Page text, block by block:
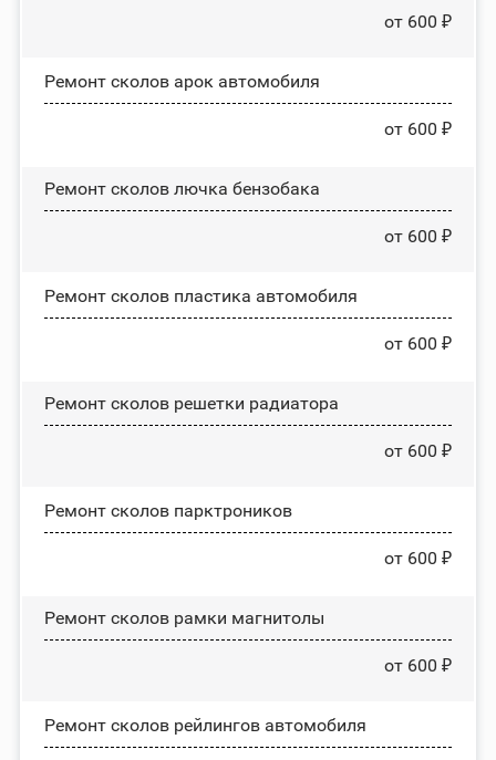
от 600 ₽
Ремонт сколов арок автомобиля
от 600 ₽
Ремонт сколов лючка бензобака
от 600 ₽
Ремонт сколов пластика автомобиля
от 600 ₽
Ремонт сколов решетки радиатора
от 600 ₽
Ремонт сколов парктроников
от 600 ₽
Ремонт сколов рамки магнитолы
от 600 ₽
Ремонт сколов рейлингов автомобиля